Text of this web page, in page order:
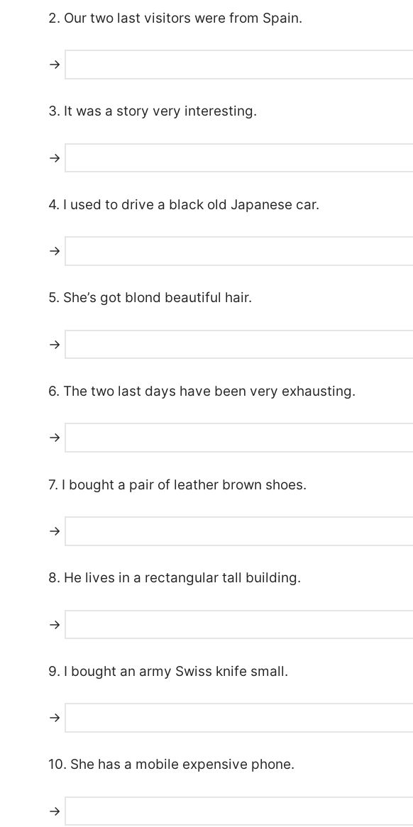
2. Our two last visitors were from Spain.
→
3. It was a story very interesting.
→
4. I used to drive a black old Japanese car.
→
5. She’s got blond beautiful hair.
→
6. The two last days have been very exhausting.
→
7. I bought a pair of leather brown shoes.
→
8. He lives in a rectangular tall building.
→
9. I bought an army Swiss knife small.
→
10. She has a mobile expensive phone.
→